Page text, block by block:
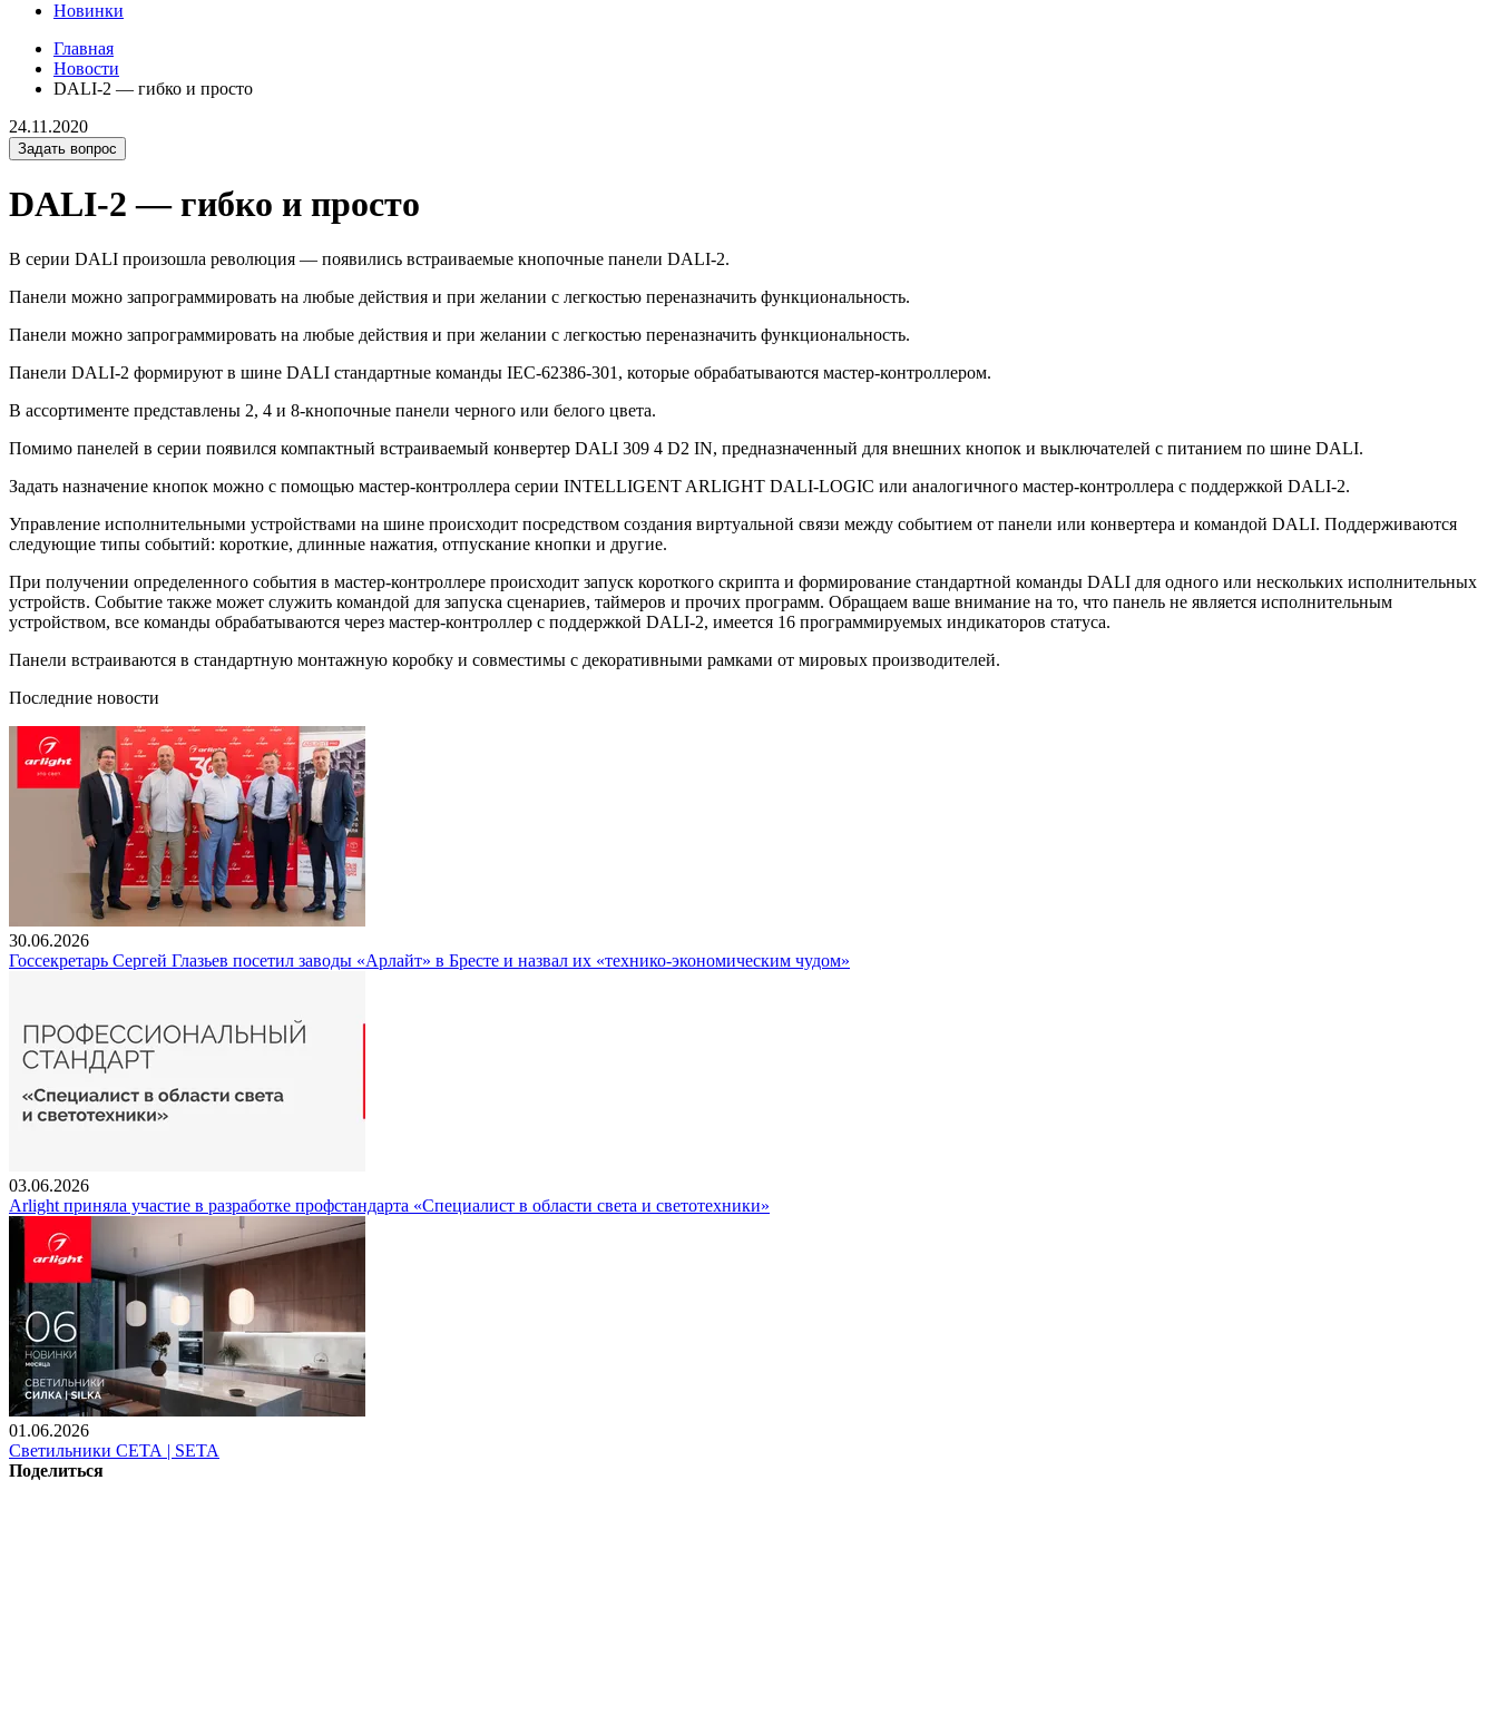
Новинки
Главная
Новости
DALI-2 — гибко и просто
24.11.2020
Задать вопрос
DALI-2 — гибко и просто
В серии DALI произошла революция — появились встраиваемые кнопочные панели DALI-2.
Панели можно запрограммировать на любые действия и при желании с легкостью переназначить функциональность.
Панели можно запрограммировать на любые действия и при желании с легкостью переназначить функциональность.
Панели DALI-2 формируют в шине DALI стандартные команды IEC-62386-301, которые обрабатываются мастер-контроллером.
В ассортименте представлены 2, 4 и 8-кнопочные панели черного или белого цвета.
Помимо панелей в серии появился компактный встраиваемый конвертер DALI 309 4 D2 IN, предназначенный для внешних кнопок и выключателей с питанием по шине DALI.
Задать назначение кнопок можно с помощью мастер-контроллера серии INTELLIGENT ARLIGHT DALI-LOGIC или аналогичного мастер-контроллера c поддержкой DALI-2.
Управление исполнительными устройствами на шине происходит посредством создания виртуальной связи между событием от панели или конвертера и командой DALI. Поддерживаются
следующие типы событий: короткие, длинные нажатия, отпускание кнопки и другие.
При получении определенного события в мастер-контроллере происходит запуск короткого скрипта и формирование стандартной команды DALI для одного или нескольких исполнительных
устройств. Событие также может служить командой для запуска сценариев, таймеров и прочих программ. Обращаем ваше внимание на то, что панель не является исполнительным
устройством, все команды обрабатываются через мастер-контроллер с поддержкой DALI-2, имеется 16 программируемых индикаторов статуса.
Панели встраиваются в стандартную монтажную коробку и совместимы с декоративными рамками от мировых производителей.
Последние новости
30.06.2026
Госсекретарь Сергей Глазьев посетил заводы «Арлайт» в Бресте и назвал их «технико-экономическим чудом»
03.06.2026
Arlight приняла участие в разработке профстандарта «Специалист в области света и светотехники»
01.06.2026
Светильники СЕТА | SETA
Поделиться